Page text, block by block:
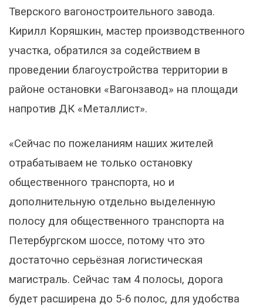
Тверского вагоностроительного завода.
Кирилл Коряшкин, мастер производственного
участка, обратился за содействием в
проведении благоустройства территории в
районе остановки «Вагонзавод» на площади
напротив ДК «Металлист».
«Сейчас по пожеланиям наших жителей
отрабатываем не только остановку
общественного транспорта, но и
дополнительную отдельно выделенную
полосу для общественного транспорта на
Петербургском шоссе, потому что это
достаточно серьёзная логистическая
магистраль. Сейчас там 4 полосы, дорога
будет расширена до 5-6 полос, для удобства